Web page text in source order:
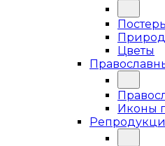
Цветы
Иконы